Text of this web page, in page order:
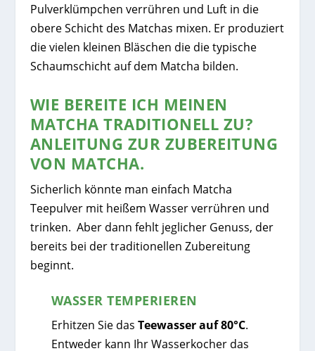
Pulverklümpchen verrühren und Luft in die
obere Schicht des Matchas mixen. Er produziert
die vielen kleinen Bläschen die die typische
Schaumschicht auf dem Matcha bilden.
WIE BEREITE ICH MEINEN
MATCHA TRADITIONELL ZU?
ANLEITUNG ZUR ZUBEREITUNG
VON MATCHA.
Sicherlich könnte man einfach Matcha
Teepulver mit heißem Wasser verrühren und
trinken. Aber dann fehlt jeglicher Genuss, der
bereits bei der traditionellen Zubereitung
beginnt.
WASSER TEMPERIEREN
Erhitzen Sie das Teewasser auf 80°C.
Entweder kann Ihr Wasserkocher das